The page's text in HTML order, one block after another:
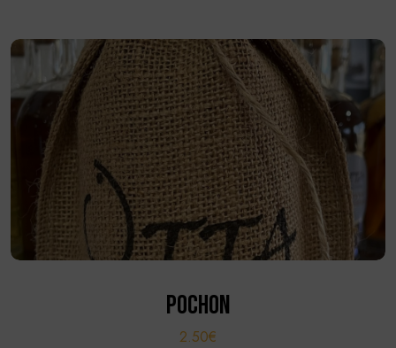
POCHON
2.50€